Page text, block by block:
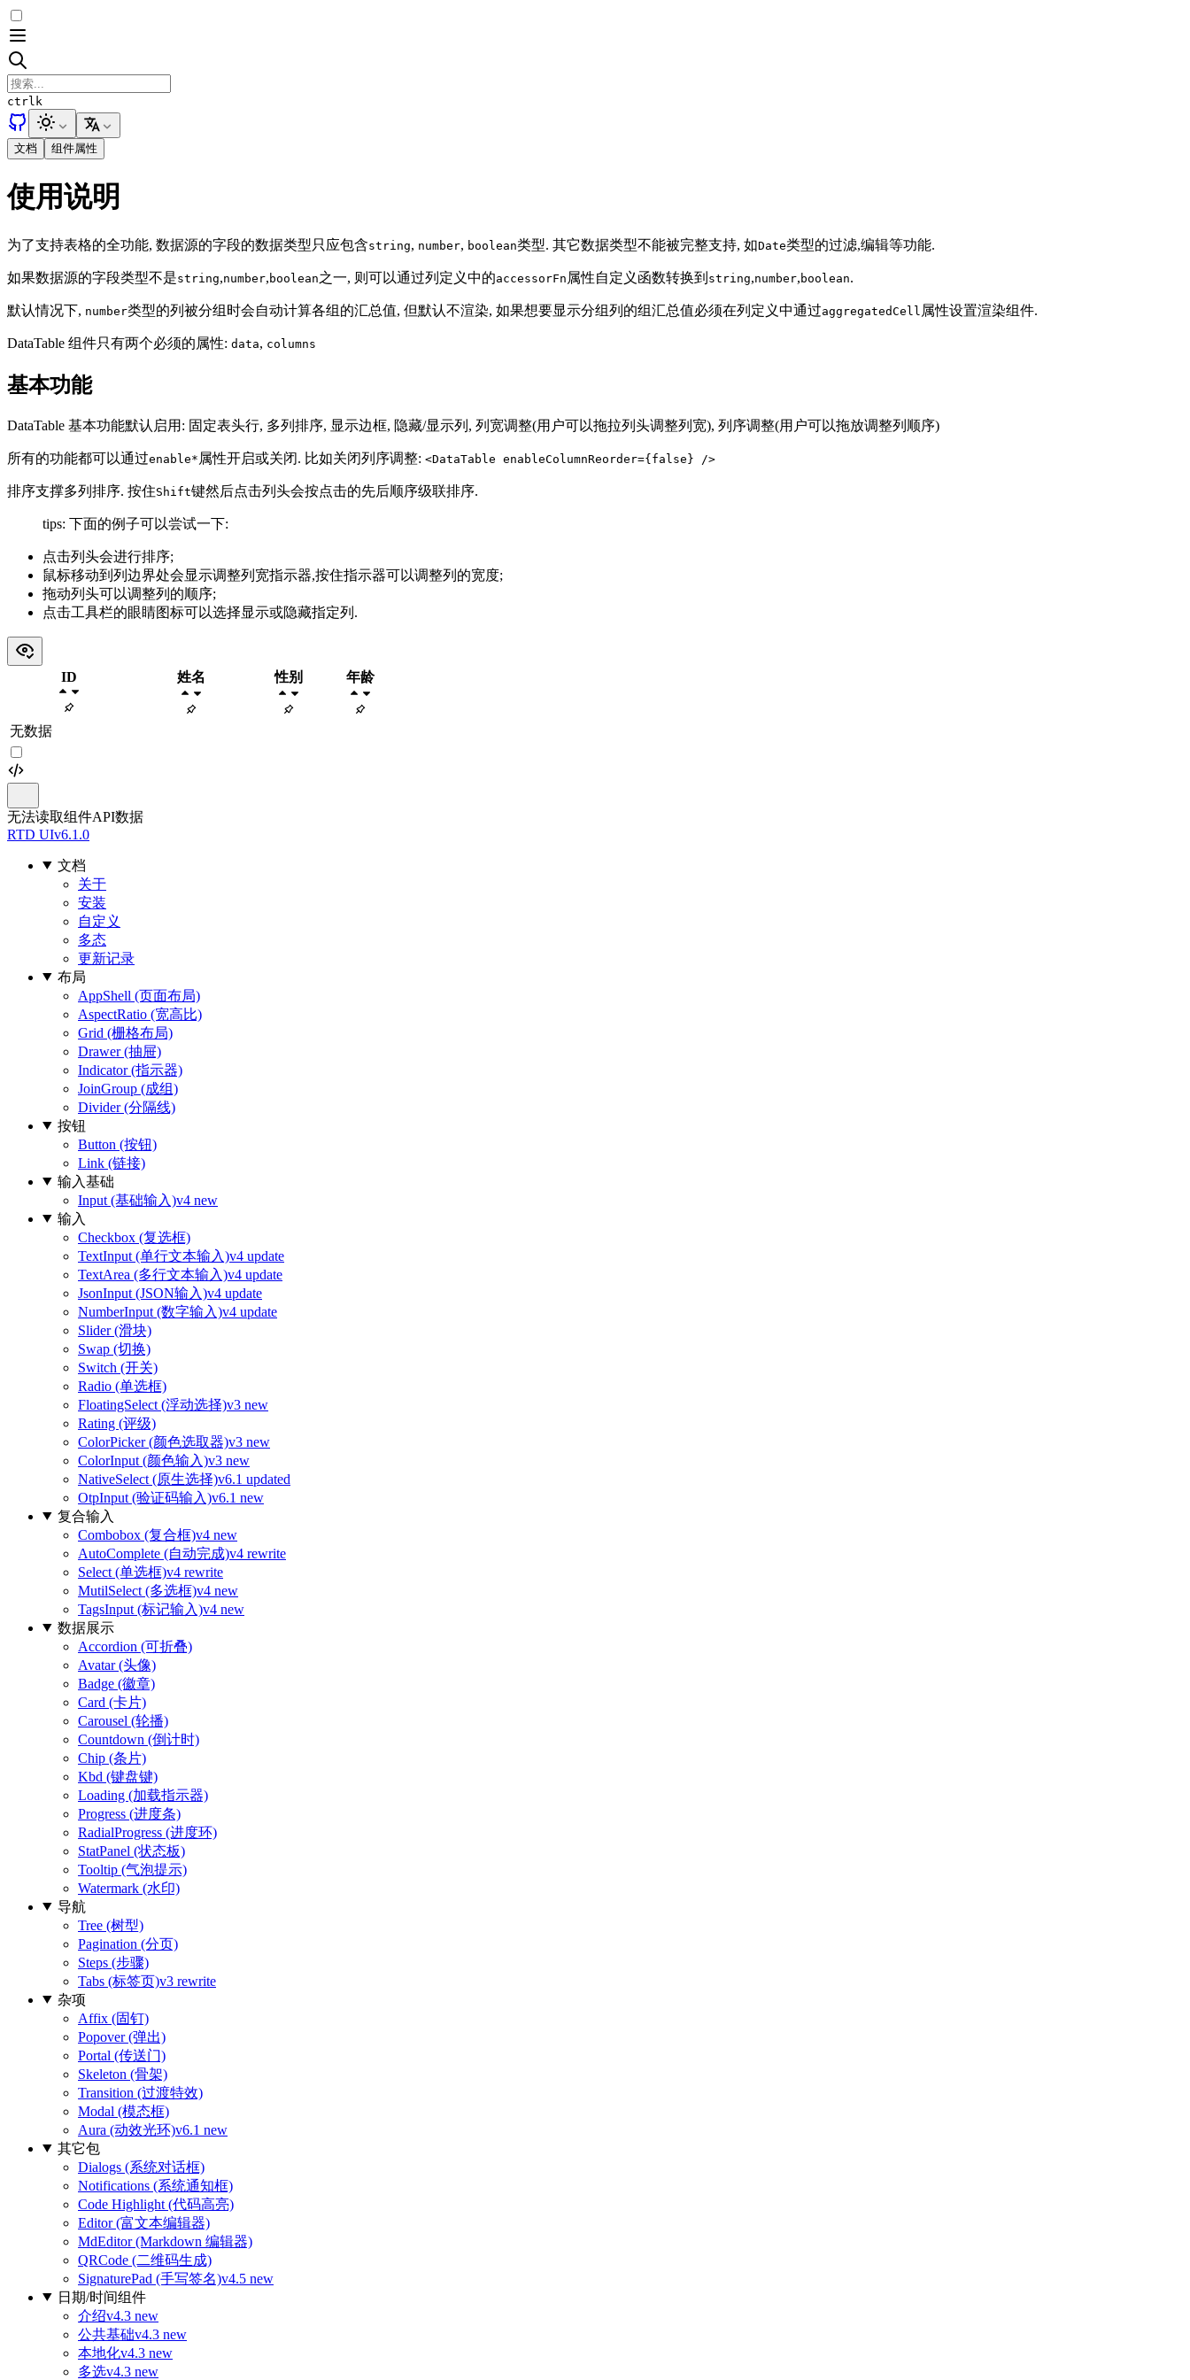
ctrl k
文档 组件属性
使用说明
为了支持表格的全功能, 数据源的字段的数据类型只应包含string, number, boolean类型. 其它数据类型不能被完整支持, 如Date类型的过滤,编辑等功能.
如果数据源的字段类型不是string,number, boolean之一, 则可以通过列定义中的accessorFn 属性自定义函数转换到 string,number, boolean.
默认情况下, number类型的列被分组时会自动计算各组的汇总值, 但默认不渲染, 如果想要显示分组列的组汇总值必须在列定义中通过aggregatedCell 属性设置渲染组件.
DataTable 组件只有两个必须的属性: data, columns
基本功能
DataTable 基本功能默认启用: 固定表头行, 多列排序, 显示边框, 隐藏/显示列, 列宽调整(用户可以拖拉列头调整列宽), 列序调整(用户可以拖放调整列顺序)
所有的功能都可以通过enable* 属性开启或关闭. 比如关闭列序调整: <DataTable enableColumnReorder={false} />
排序支撑多列排序. 按住Shift键然后点击列头会按点击的先后顺序级联排序.
tips: 下面的例子可以尝试一下:
点击列头会进行排序;
鼠标移动到列边界处会显示调整列宽指示器,按住指示器可以调整列的宽度;
拖动列头可以调整列的顺序;
点击工具栏的眼睛图标可以选择显示或隐藏指定列.
ID 姓名 性别 年龄
无数据
无法读取组件API数据
RTD UIv6.1.0
文档
关于
安装
自定义
多态
更新记录
布局
AppShell (页面布局)
AspectRatio (宽高比)
Grid (栅格布局)
Drawer (抽屉)
Indicator (指示器)
JoinGroup (成组)
Divider (分隔线)
按钮
Button (按钮)
Link (链接)
输入基础
Input (基础输入)v4 new
输入
Checkbox (复选框)
TextInput (单行文本输入)v4 update
TextArea (多行文本输入)v4 update
JsonInput (JSON输入)v4 update
NumberInput (数字输入)v4 update
Slider (滑块)
Swap (切换)
Switch (开关)
Radio (单选框)
FloatingSelect (浮动选择)v3 new
Rating (评级)
ColorPicker (颜色选取器)v3 new
ColorInput (颜色输入)v3 new
NativeSelect (原生选择)v6.1 updated
OtpInput (验证码输入)v6.1 new
复合输入
Combobox (复合框)v4 new
AutoComplete (自动完成)v4 rewrite
Select (单选框)v4 rewrite
MutilSelect (多选框)v4 new
TagsInput (标记输入)v4 new
数据展示
Accordion (可折叠)
Avatar (头像)
Badge (徽章)
Card (卡片)
Carousel (轮播)
Countdown (倒计时)
Chip (条片)
Kbd (键盘键)
Loading (加载指示器)
Progress (进度条)
RadialProgress (进度环)
StatPanel (状态板)
Tooltip (气泡提示)
Watermark (水印)
导航
Tree (树型)
Pagination (分页)
Steps (步骤)
Tabs (标签页)v3 rewrite
杂项
Affix (固钉)
Popover (弹出)
Portal (传送门)
Skeleton (骨架)
Transition (过渡特效)
Modal (模态框)
Aura (动效光环)v6.1 new
其它包
Dialogs (系统对话框)
Notifications (系统通知框)
Code Highlight (代码高亮)
Editor (富文本编辑器)
MdEditor (Markdown 编辑器)
QRCode (二维码生成)
SignaturePad (手写签名)v4.5 new
日期/时间组件
介绍v4.3 new
公共基础v4.3 new
本地化v4.3 new
多选v4.3 new